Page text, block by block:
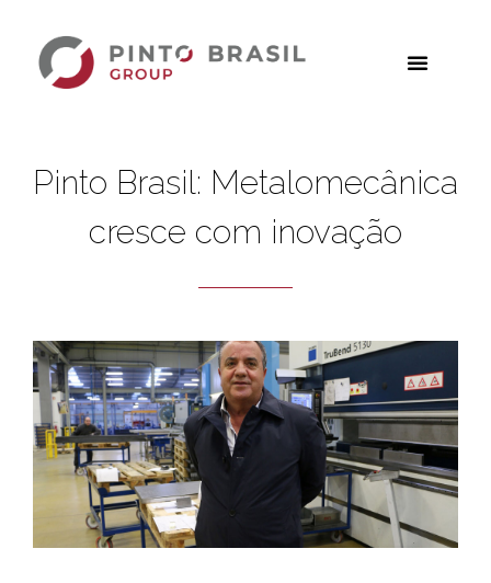
Pinto Brasil: Metalomecânica
cresce com inovação